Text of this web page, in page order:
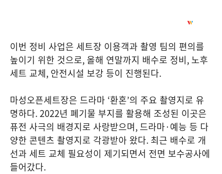
이번 정비 사업은 세트장 이용객과 촬영 팀의 편의를
높이기 위한 것으로, 올해 연말까지 배수로 정비, 노후
세트 교체, 안전시설 보강 등이 진행된다.
마성오픈세트장은 드라마 ‘환혼’의 주요 촬영지로 유
명하다. 2022년 폐기물 부지를 활용해 조성된 이곳은
퓨전 사극의 배경지로 사랑받으며, 드라마·예능 등 다
양한 콘텐츠 촬영지로 각광받아 왔다. 최근 배수로 개
선과 세트 교체 필요성이 제기되면서 전면 보수공사에
들어갔다.